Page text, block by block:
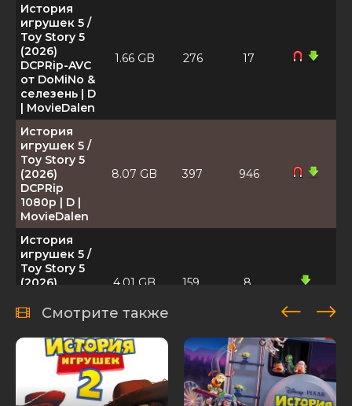
История
игрушек 5 /
Toy Story 5
(2026)
DCPRip-AVC
от DoMiNo &
селезень | D
| MovieDalen
1.66 GB 276 17
История
игрушек 5 /
Toy Story 5
(2026)
DCPRip
1080p | D |
MovieDalen
8.07 GB 397 946
История
игрушек 5 /
Toy Story 5
(2026)
[H.264/1080p]
[handmade]
4.01 GB 159 8
История
игрушек 5 /
Toy Story 5
(2026)
7.64 GB 66 5
Смотрите также